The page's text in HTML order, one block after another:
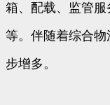
箱、配载、监管服
等。伴随着综合
步增多。